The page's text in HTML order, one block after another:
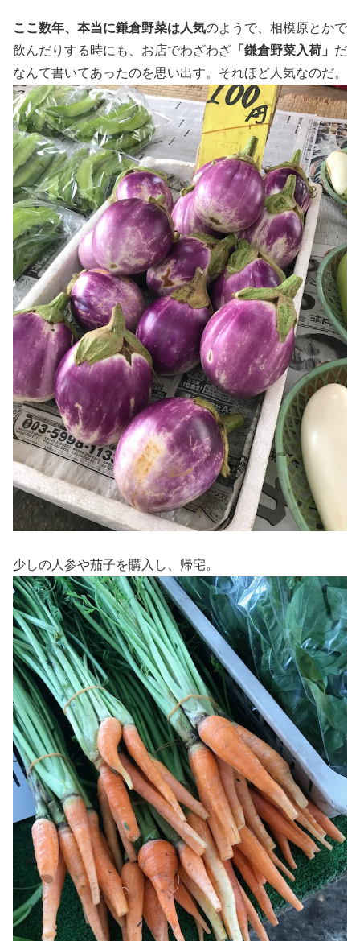
ここ数年、本当に鎌倉野菜は人気のようで、相模原とかで
飲んだりする時にも、お店でわざわざ 「鎌倉野菜入荷」 だ
なんて書いてあったのを思い出す。それほど人気なのだ。
少しの人参や茄子を購入し、帰宅。